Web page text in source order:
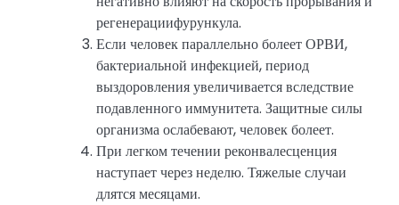
регенерациифурункула.
Если человек параллельно болеет ОРВИ,
бактериальной инфекцией, период
выздоровления увеличивается вследствие
подавленного иммунитета. Защитные силы
организма ослабевают, человек болеет.
При легком течении реконвалесценция
наступает через неделю. Тяжелые случаи
длятся месяцами.